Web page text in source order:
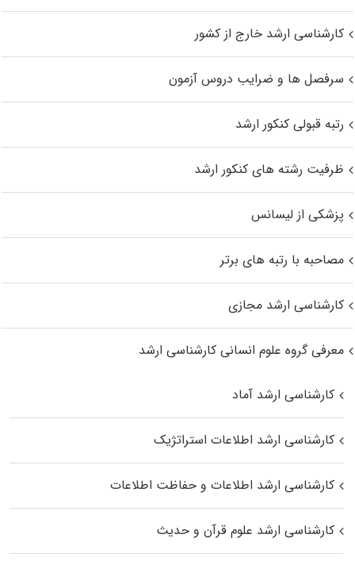
کارشناسی ارشد خارج از کشور
سرفصل ها و ضرایب دروس آزمون
رتبه قبولی کنکور ارشد
ظرفیت رشته های کنکور ارشد
پزشکی از لیسانس
مصاحبه با رتبه های برتر
کارشناسی ارشد مجازی
معرفی گروه علوم انسانی کارشناسی ارشد
کارشناسی ارشد آماد
کارشناسی ارشد اطلاعات استراتژیک
کارشناسی ارشد اطلاعات و حفاظت اطلاعات
کارشناسی ارشد علوم قرآن و حدیث